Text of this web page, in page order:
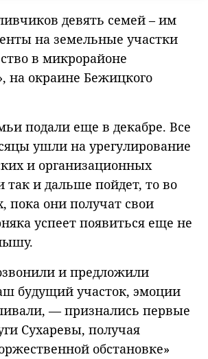
девять семей – им
на земельные участки
в микрорайоне
на окраине Бежицкого
подали еще в декабре. Все
ушли на урегулирование
и организационных
так и дальше пойдет, то во
пока они получат свои
успеет появиться еще не
и предложили
будущий участок, эмоции
— признались первые
Сухаревы, получая
обстановке»